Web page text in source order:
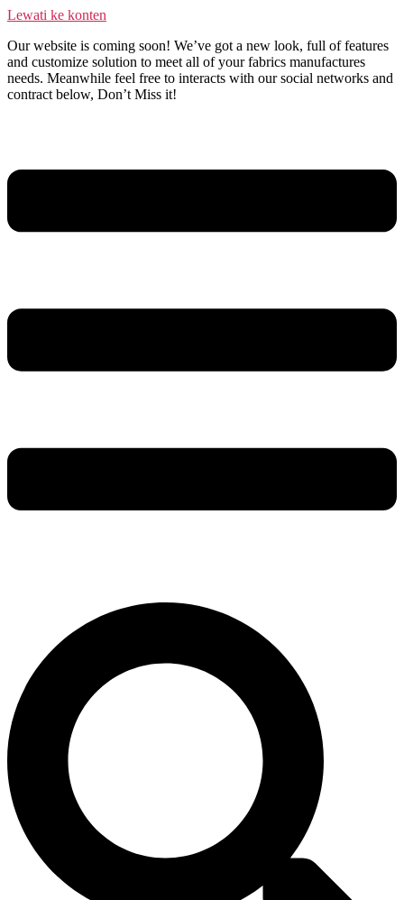
Lewati ke konten
Our website is coming soon! We’ve got a new look, full of features
and customize solution to meet all of your fabrics manufactures
needs. Meanwhile feel free to interacts with our social networks and
contract below, Don’t Miss it!